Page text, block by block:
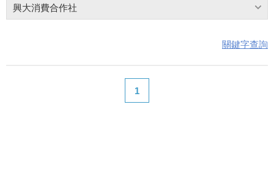
興大消費合作社
關鍵字查詢
1